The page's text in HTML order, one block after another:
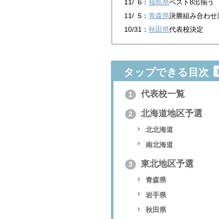
11/ 6：福島県ベスト8出揃う
11/ 5：青森県決勝組み合わせ
10/31：秋田県代表校決定
タップできる目次 [
1 代表校一覧
2 北海道地区予選
北北海道
南北海道
3 東北地区予選
青森県
岩手県
秋田県